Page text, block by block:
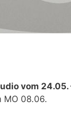
vom 24.05.
MO 08.06.